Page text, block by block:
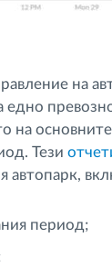
на
едно
на
Тези
автопарк,
период;